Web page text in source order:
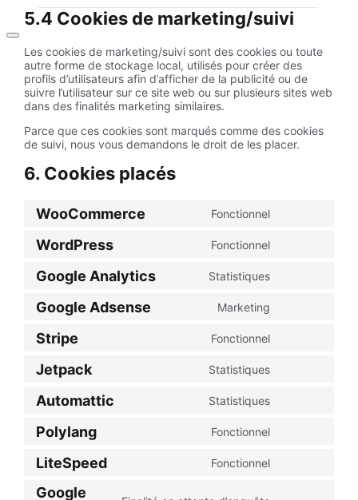
5.4 Cookies de marketing/suivi
Les cookies de marketing/suivi sont des cookies ou toute
autre forme de stockage local, utilisés pour créer des
profils d’utilisateurs afin d’afficher de la publicité ou de
suivre l’utilisateur sur ce site web ou sur plusieurs sites web
dans des finalités marketing similaires.
Parce que ces cookies sont marqués comme des cookies
de suivi, nous vous demandons le droit de les placer.
6. Cookies placés
WooCommerce Fonctionnel
WordPress Fonctionnel
Google Analytics Statistiques
Google Adsense Marketing
Stripe Fonctionnel
Jetpack Statistiques
Automattic Statistiques
Polylang Fonctionnel
LiteSpeed Fonctionnel
Google